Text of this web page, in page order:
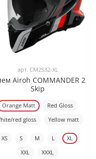
арт. CM2S32-XL
Airoh COMMANDER 2
Skip
Orange Matt
Red Gloss
red gloss
Yellow matt
XS S M L
XL
XXL
XXXL